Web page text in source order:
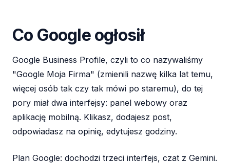
Co Google ogłosił
Google Business Profile, czyli to co nazywaliśmy
"Google Moja Firma" (zmienili nazwę kilka lat temu,
więcej osób tak czy tak mówi po staremu), do tej
pory miał dwa interfejsy: panel webowy oraz
aplikację mobilną. Klikasz, dodajesz post,
odpowiadasz na opinię, edytujesz godziny.
Plan Google: dochodzi trzeci interfejs, czat z Gemini.